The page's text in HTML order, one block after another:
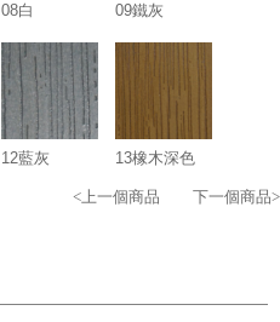
08白 09鐵灰
12藍灰 13橡木深色
<上一個商品 下一個商品>